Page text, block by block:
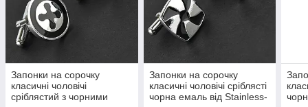
Запонки на сорочку
класичні чоловічі
сріблястий з чорними
Запонки на сорочку
класичні чоловічі сріблясті
чорна емаль від Stainless-